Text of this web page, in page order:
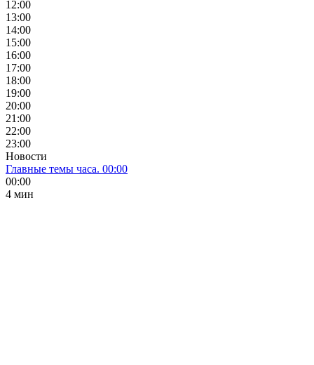
12:00
13:00
14:00
15:00
16:00
17:00
18:00
19:00
20:00
21:00
22:00
23:00
Новости
Главные темы часа. 00:00
00:00
4 мин